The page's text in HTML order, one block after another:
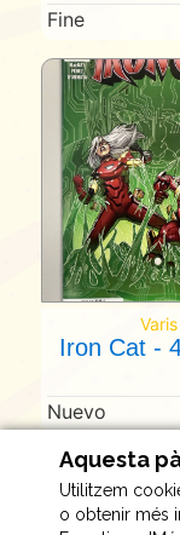
Fine
Varis
Iron Cat -
Nuevo
Aquesta
Utilitzem
o obtenir més